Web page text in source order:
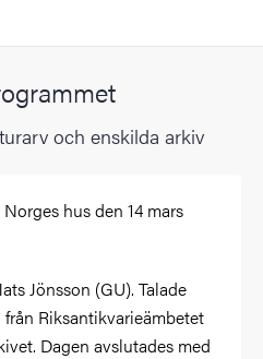
och enskilda arkiv
hus den 14 mars
Jönsson (GU). Talade
Riksantikvarieämbetet
Dagen avslutades med